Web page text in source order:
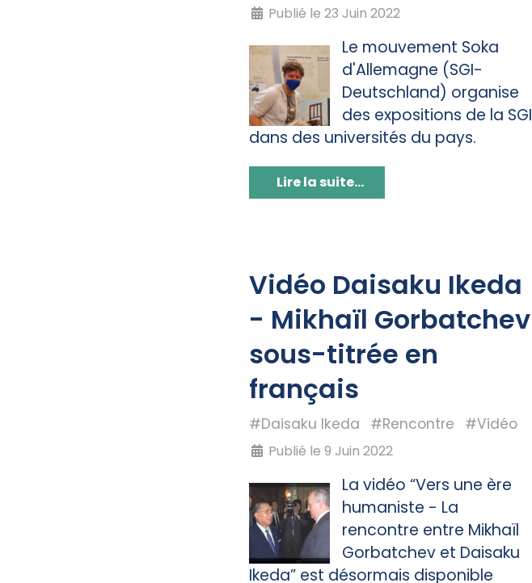
Publié le 23 Juin 2022
Le mouvement Soka
d'Allemagne (SGI-
Deutschland) organise
des expositions de la SGI
dans des universités du pays.
Lire la suite...
Vidéo Daisaku Ikeda
- Mikhaïl Gorbatchev
sous-titrée en
français
#Daisaku Ikeda #Rencontre #Vidéo
Publié le 9 Juin 2022
La vidéo “Vers une ère
humaniste - La
rencontre entre Mikhaïl
Gorbatchev et Daisaku
Ikeda” est désormais disponible